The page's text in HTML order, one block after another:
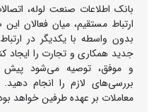
بانک اطلاعات صنعت لوله،
ارتباط مستقیم، میان فعالان
بدون واسطه با یکدیگر در
جدید همکاری و تجارت را ایجاد
و موفق، توصیه می‌شود پیش
بررسی‌های لازم را انجام دهید.
معاملات بر عهده طرفین خواهد